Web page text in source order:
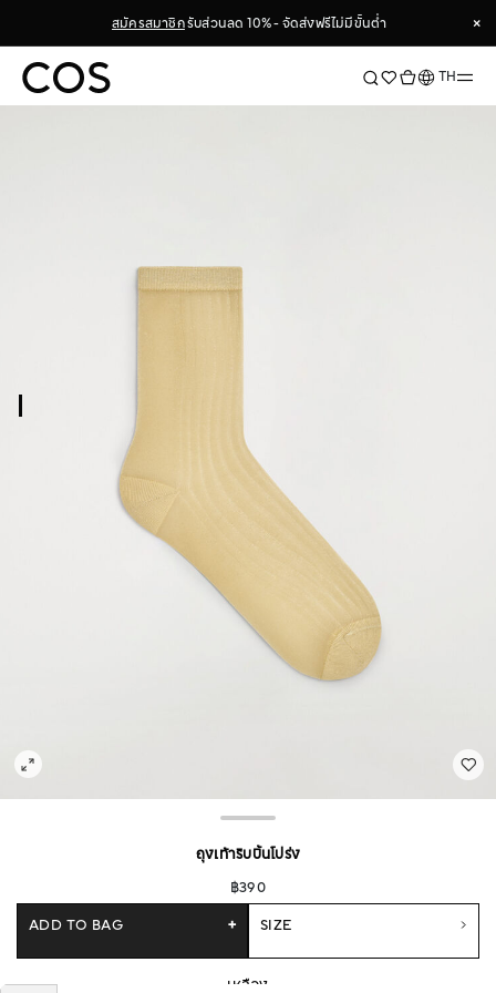
สมัครสมาชิกรับส่วนลด 10% - จัดส่งฟรีไม่มีขั้นต่ำ
×
×
ภาษาTH
ถุงเท้าริบบิ้นโปร่ง
฿390
SIZE
ADD TO BAG +
เหลือง